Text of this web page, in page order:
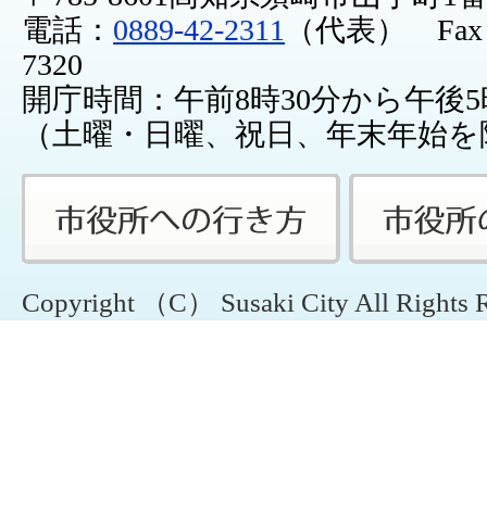
電話： 0889-42-2311
（代表） Fax
7320
開庁時間：午前8時30分から午後
（土曜・日曜、祝日、年末年始
Copyright （C） Susaki City All Rights